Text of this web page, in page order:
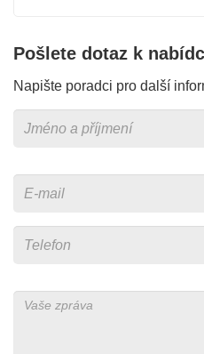
Pošlete dotaz k
Napište poradci pro další